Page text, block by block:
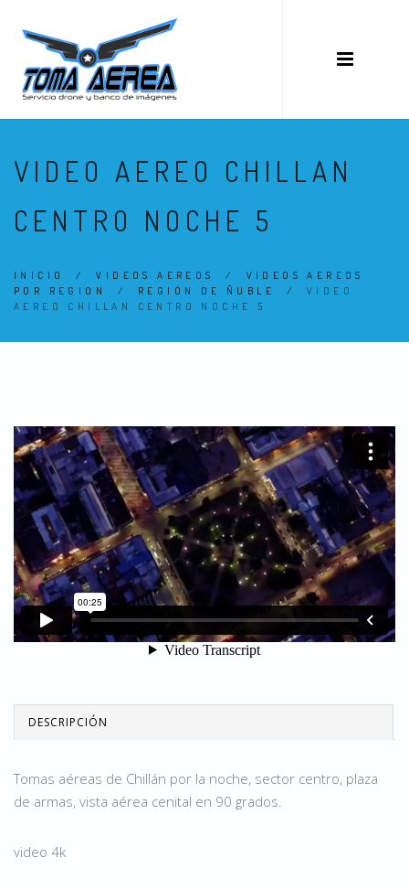
VIDEO AEREO CHILLAN
CENTRO NOCHE 5
INICIO /VIDEOS AEREOS / VIDEOS AEREOS
POR REGION
/ REGIÓN DE ÑUBLE /VIDEO
AEREO CHILLAN CENTRO NOCHE 5
DESCRIPCIÓN
Tomas aéreas de Chillán por la noche, sector centro, plaza
de armas, vista aérea cenital en 90 grados.
video 4k